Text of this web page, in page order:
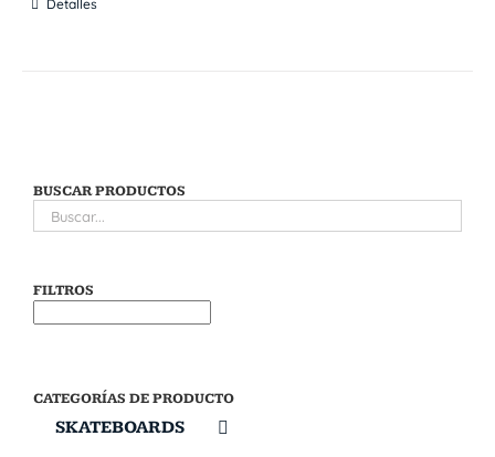
Detalles
BUSCAR PRODUCTOS
FILTROS
CATEGORÍAS DE PRODUCTO
SKATEBOARDS